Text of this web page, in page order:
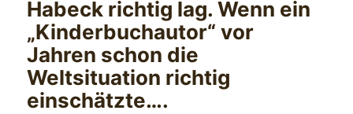
Habeck richtig lag. Wenn ein
„Kinderbuchautor“ vor
Jahren schon die
Weltsituation richtig
einschätzte….